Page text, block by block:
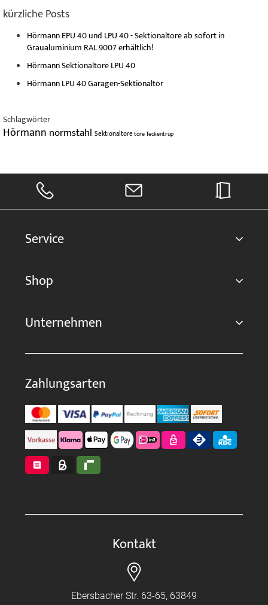
kürzliche Posts
Hörmann EPU 40 und LPU 40 - Sektionaltore ab sofort in
Graualuminium RAL 9007 erhältlich!
Hörmann Sektionaltore LPU 40
Hörmann LPU 40 Garagen-Sektionaltor
Schlagwörter
Hörmann normstahl SektionaltoretoreTeckentrup
Service
Shop
Unternehmen
Zahlungsarten
Kontakt
Ebersbacher Str. 63-65, 63849